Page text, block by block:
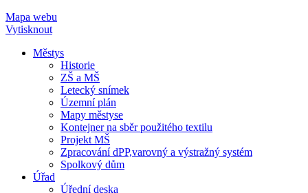
Mapa webu
Vytisknout
Městys
Historie
ZŠ a MŠ
Letecký snímek
Územní plán
Mapy městyse
Kontejner na sběr použitého textilu
Projekt MŠ
Zpracování dPP,varovný a výstražný systém
Spolkový dům
Úřad
Úřední deska